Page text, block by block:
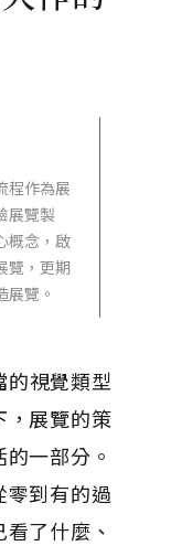
程作為展
展覽製
概念，啟
覽，更期
展覽。
的視覺類型
，展覽的策
一部分。
到有的過
了什麼、